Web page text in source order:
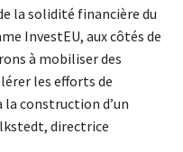
la solidité financière du
InvestEU, aux côtés de
à mobiliser des
les efforts de
construction d’un
directrice